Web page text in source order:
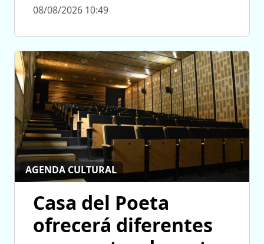
08/08/2026 10:49
AGENDA CULTURAL
Casa del Poeta
ofrecerá diferentes